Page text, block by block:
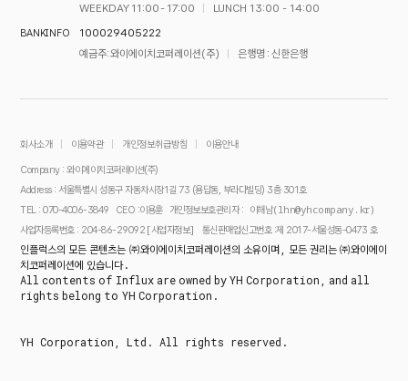
WEEKDAY 11:00 - 17:00
LUNCH 13:00 - 14:00
BANK INFO
100029405222
예금주 : 와이에이치코퍼레이션(주)
은행명 : 신한은행
회사소개 이용약관 개인정보취급방침 이용안내
Company : 와이에이치코퍼레이션(주)
Address : 서울특별시 성동구 자동차시장1길 73 (용답동, 부라다빌딩) 3층 301호
TEL : 070-4006-3849
CEO :이용훈 개인정보보호관리자 : 이해남(lhn@yhcompany.kr)
사업자등록번호 : 204-86-29092 [사업자정보] 통신판매업신고번호 :제 2017-서울성동-0473 호
인플럭스의 모든 콘텐츠는 ㈜와이에이치코퍼레이션의 소유이며, 모든 권리는 ㈜와이에이
치코퍼레이션에 있습니다.
All contents of Influx are owned by YH Corporation, and all
rights belong to YH Corporation.
YH Corporation, Ltd. All rights reserved.